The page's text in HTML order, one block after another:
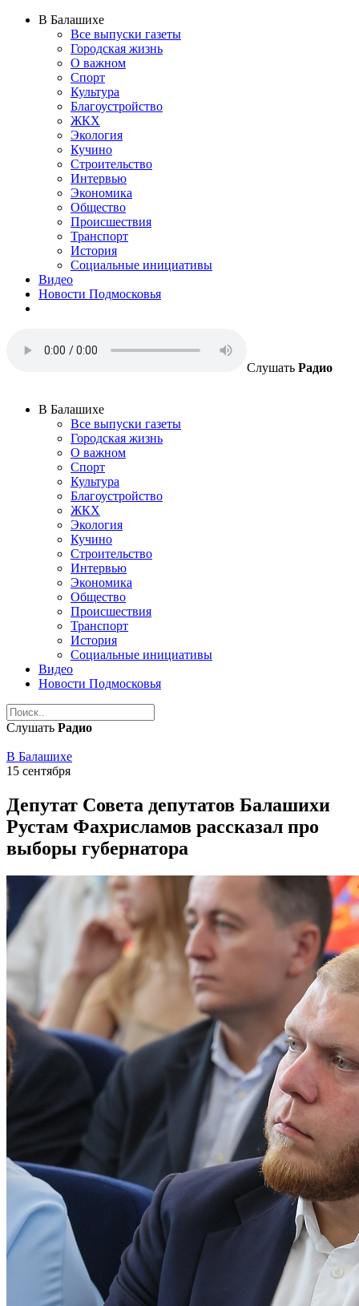
В Балашихе
Все выпуски газеты
Городская жизнь
О важном
Спорт
Культура
Благоустройство
ЖКХ
Экология
Кучино
Строительство
Интервью
Экономика
Общество
Происшествия
Транспорт
История
Социальные инициативы
Видео
Новости Подмосковья
Слушать Радио
В Балашихе
Все выпуски газеты
Городская жизнь
О важном
Спорт
Культура
Благоустройство
ЖКХ
Экология
Кучино
Строительство
Интервью
Экономика
Общество
Происшествия
Транспорт
История
Социальные инициативы
Видео
Новости Подмосковья
Слушать Радио
В Балашихе
15 сентября
Депутат Совета депутатов Балашихи
Рустам Фахрисламов рассказал про
выборы губернатора